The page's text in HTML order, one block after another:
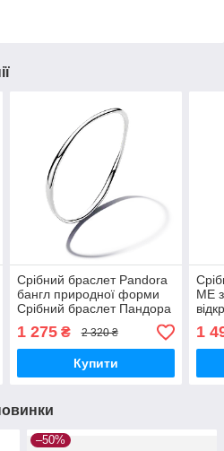
Срібний браслет Pandora
бангл природної форми
Срібний браслет Пандора
суцільний 593317C00 16
1 275₴ 2 320 ₴
Купити
ME
1
–50%